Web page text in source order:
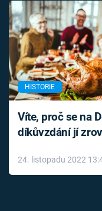
HISTORIE
Víte, proč se na
díkůvzdání jí
24. listopadu 2022